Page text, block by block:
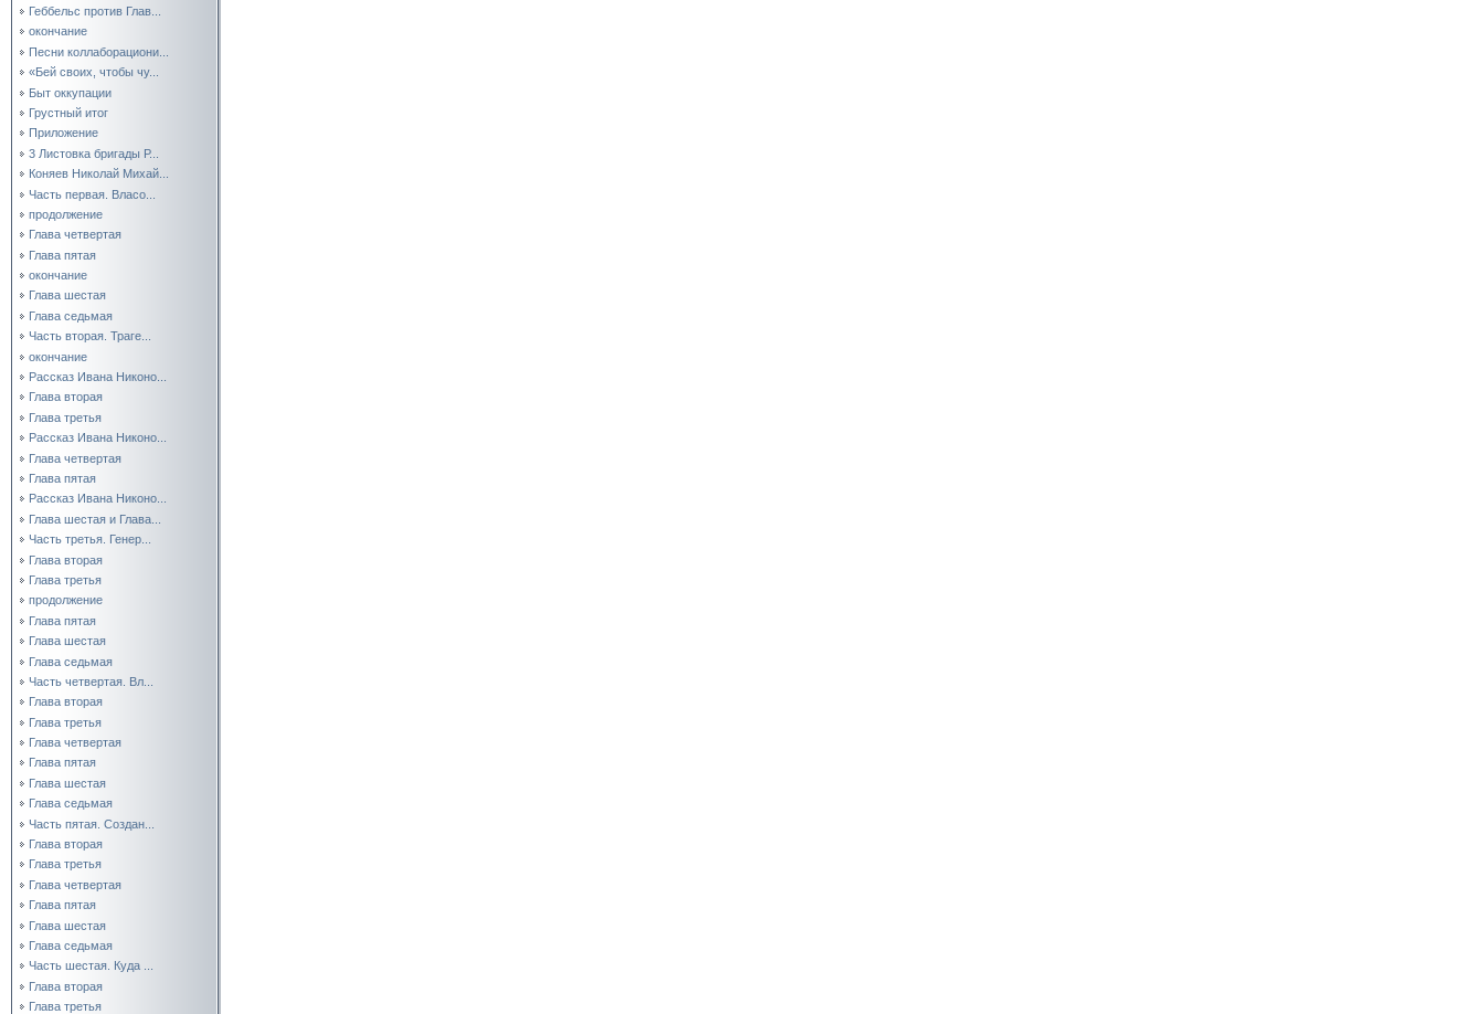
Геббельс против Глав...
окончание
Песни коллаборациони...
«Бей своих, чтобы чу...
Быт оккупации
Грустный итог
Приложение
3 Листовка бригады Р...
Коняев Николай Михай...
Часть первая. Власо...
продолжение
Глава четвертая
Глава пятая
окончание
Глава шестая
Глава седьмая
Часть вторая. Траге...
окончание
Рассказ Ивана Никоно...
Глава вторая
Глава третья
Рассказ Ивана Никоно...
Глава четвертая
Глава пятая
Рассказ Ивана Никоно...
Глава шестая и Глава...
Часть третья. Генер...
Глава вторая
Глава третья
продолжение
Глава пятая
Глава шестая
Глава седьмая
Часть четвертая. Вл...
Глава вторая
Глава третья
Глава четвертая
Глава пятая
Глава шестая
Глава седьмая
Часть пятая. Создан...
Глава вторая
Глава третья
Глава четвертая
Глава пятая
Глава шестая
Глава седьмая
Часть шестая. Куда ...
Глава вторая
Глава третья